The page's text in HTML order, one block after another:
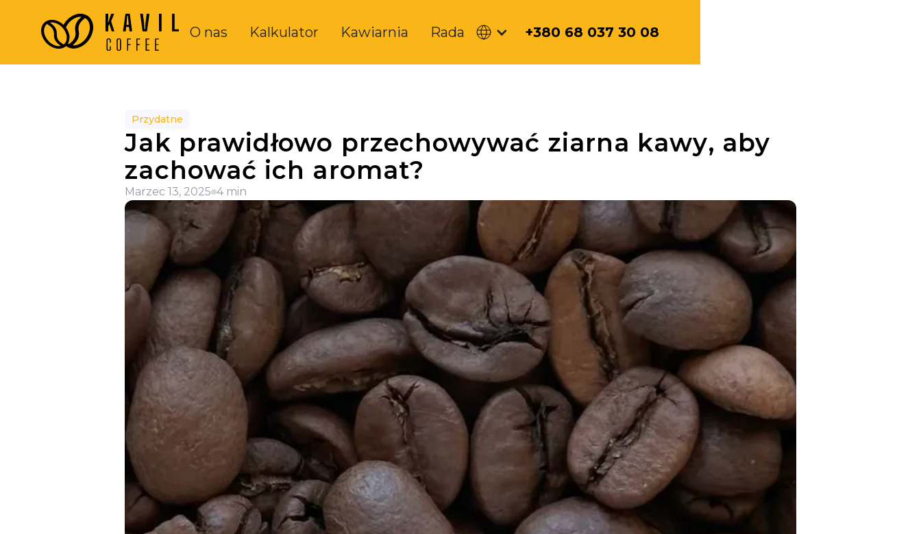
O nas Kalkulator Kawiarnia Rada +380 68 037 30 08
Przydatne
Jak prawidłowo przechowywać ziarna kawy, aby
zachować ich aromat?
Marzec 13, 2025 4 min